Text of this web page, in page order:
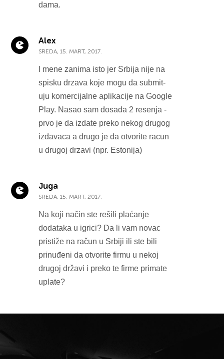
dama.
Alex
SREDA, 15. MART, 2017.
I mene zanima isto jer Srbija nije na
spisku drzava koje mogu da submit-
uju komercijalne aplikacije na Google
Play. Nasao sam dosada 2 resenja -
prvo je da izdate preko nekog drugog
izdavaca a drugo je da otvorite racun
u drugoj drzavi (npr. Estonija)
Juga
SREDA, 15. MART, 2017.
Na koji način ste rešili plaćanje
dodataka u igrici? Da li vam novac
pristiže na račun u Srbiji ili ste bili
prinuđeni da otvorite firmu u nekoj
drugoj državi i preko te firme primate
uplate?